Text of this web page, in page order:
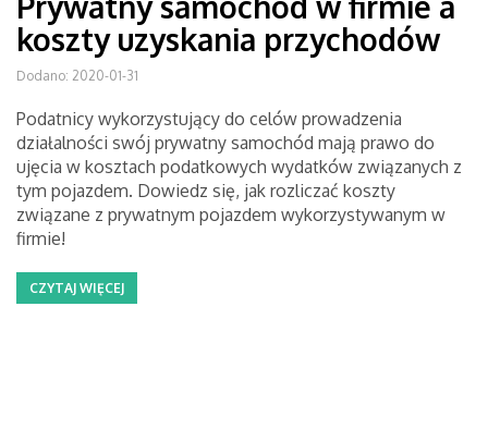
koszty uzyskania przychodów
Dodano: 2020-01-31
Podatnicy wykorzystujący do celów prowadzenia
działalności swój prywatny samochód mają prawo do
ujęcia w kosztach podatkowych wydatków związanych z
tym pojazdem. Dowiedz się, jak rozliczać koszty
związane z prywatnym pojazdem wykorzystywanym w
firmie!
CZYTAJ WIĘCEJ